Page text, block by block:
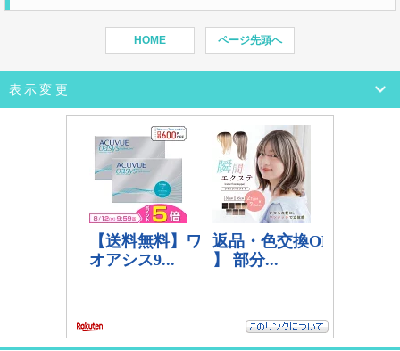
HOME ページ先頭へ
表示変更